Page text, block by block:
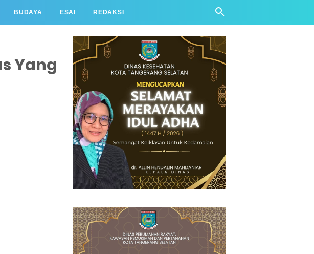
BUDAYA ESAI REDAKSI
Yang